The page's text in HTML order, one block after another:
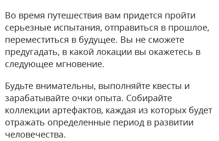
Во время путешествия вам придется пройти
серьезные испытания, отправиться в прошлое,
переместиться в будущее. Вы не сможете
предугадать, в какой локации вы окажетесь в
следующее мгновение.
Будьте внимательны, выполняйте квесты и
зарабатывайте очки опыта. Собирайте
коллекции артефактов, каждая из которых будет
отражать определенные период в развитии
человечества.